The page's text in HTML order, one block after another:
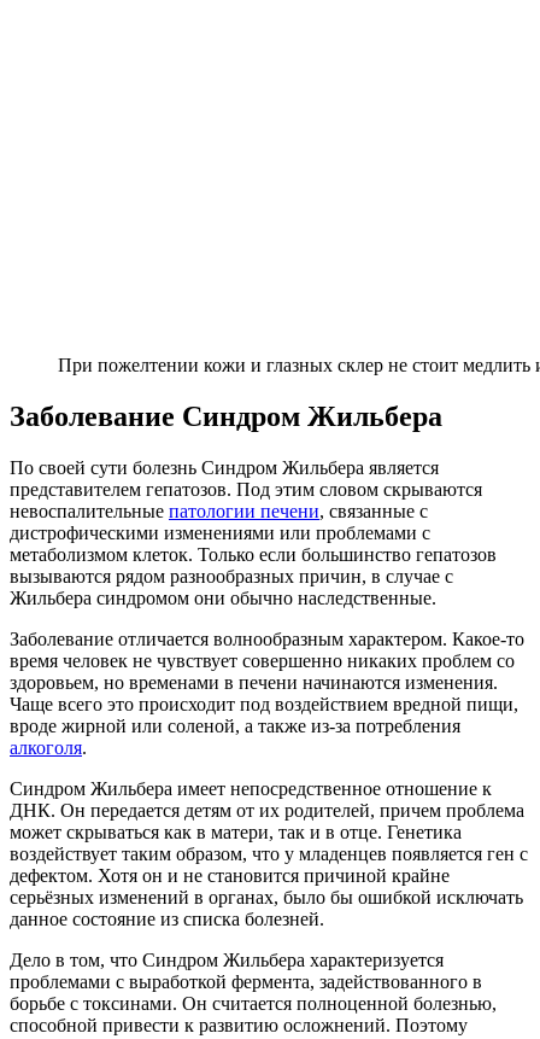
При пожелтении кожи и глазных склер не стоит медлить
Заболевание Синдром Жильбера
По своей сути болезнь Синдром Жильбера является
представителем гепатозов. Под этим словом скрываются
невоспалительные патологии печени, связанные с
дистрофическими изменениями или проблемами с
метаболизмом клеток. Только если большинство гепатозов
вызываются рядом разнообразных причин, в случае с
Жильбера синдромом они обычно наследственные.
Заболевание отличается волнообразным характером. Какое-то
время человек не чувствует совершенно никаких проблем со
здоровьем, но временами в печени начинаются изменения.
Чаще всего это происходит под воздействием вредной пищи,
вроде жирной или соленой, а также из-за потребления
алкоголя.
Синдром Жильбера имеет непосредственное отношение к
ДНК. Он передается детям от их родителей, причем проблема
может скрываться как в матери, так и в отце. Генетика
воздействует таким образом, что у младенцев появляется ген с
дефектом. Хотя он и не становится причиной крайне
серьёзных изменений в органах, было бы ошибкой исключать
данное состояние из списка болезней.
Дело в том, что Синдром Жильбера характеризуется
проблемами с выработкой фермента, задействованного в
борьбе с токсинами. Он считается полноценной болезнью,
способной привести к развитию осложнений. Поэтому